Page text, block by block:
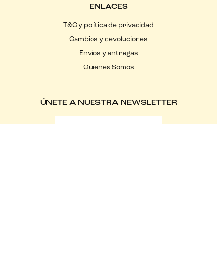
ENLACES
T&C y política de privacidad
Cambios y devoluciones
Envíos y entregas
Quienes Somos
ÚNETE A NUESTRA NEWSLETTER